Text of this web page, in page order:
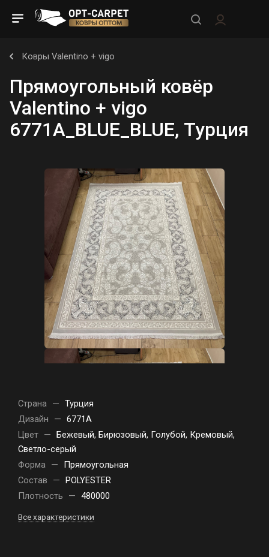
Ковры Valentino + vigo
Прямоугольный ковёр
Valentino + vigo
6771A_BLUE_BLUE, Турция
Страна — Турция
Дизайн
— 6771A
Цвет — Бежевый, Бирюзовый, Голубой, Кремовый,
Светло-серый
Форма —
Прямоугольная
Состав
— POLYESTER
Плотность
— 480000
Все характеристики